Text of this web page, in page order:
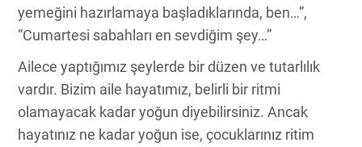
yemeğini hazırlamaya başladıklarında, ben…”,
“Cumartesi sabahları en sevdiğim şey…”
Ailece yaptığımız şeylerde bir düzen ve tutarlılık
vardır. Bizim aile hayatımız, belirli bir ritmi
olamayacak kadar yoğun diyebilirsiniz. Ancak
hayatınız ne kadar yoğun ise, çocuklarınız ritim